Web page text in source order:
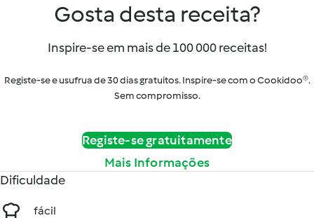
Gosta desta receita?
Inspire-se em mais de 100 000 receitas!
Registe-se e usufrua de 30 dias gratuitos. Inspire-se com o Cookidoo®.
Sem compromisso.
Registe-se gratuitamente
Mais Informações
Dificuldade
fácil